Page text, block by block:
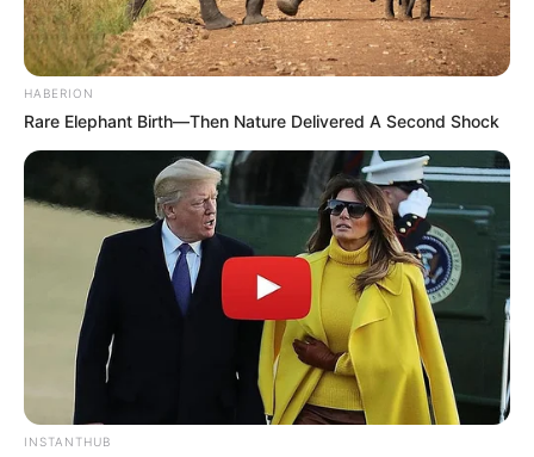
HABERION
Rare Elephant Birth—Then Nature Delivered A Second Shock
INSTANTHUB